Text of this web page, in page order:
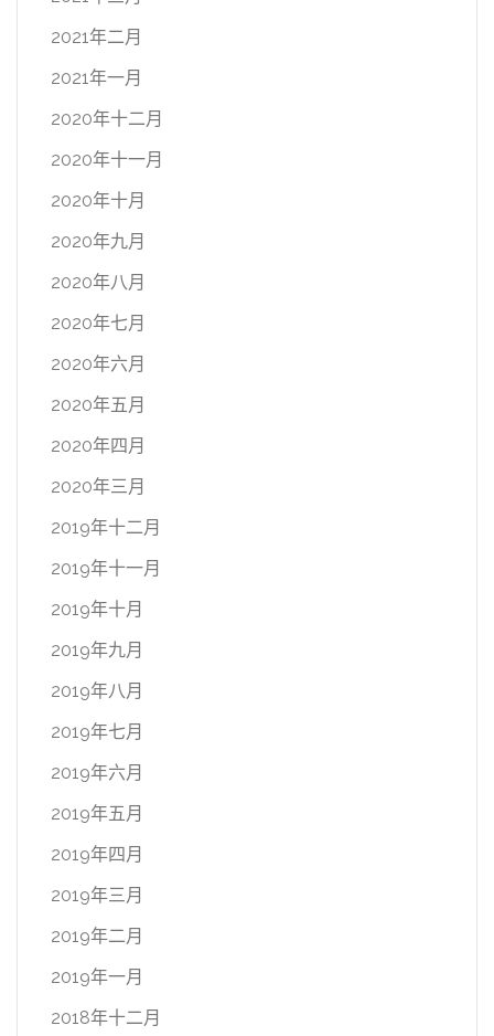
2021年二月
2021年一月
2020年十二月
2020年十一月
2020年十月
2020年九月
2020年八月
2020年七月
2020年六月
2020年五月
2020年四月
2020年三月
2019年十二月
2019年十一月
2019年十月
2019年九月
2019年八月
2019年七月
2019年六月
2019年五月
2019年四月
2019年三月
2019年二月
2019年一月
2018年十二月